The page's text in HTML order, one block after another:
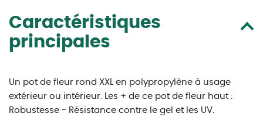
Caractéristiques
principales
Un pot de fleur rond XXL en polypropylène à usage
extérieur ou intérieur. Les + de ce pot de fleur haut :
Robustesse - Résistance contre le gel et les UV.